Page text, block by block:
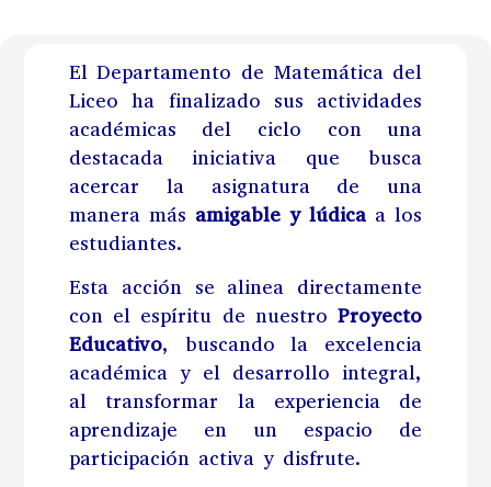
El Departamento de Matemática del
Liceo ha finalizado sus actividades
académicas del ciclo con una
destacada iniciativa que busca
acercar la asignatura de una
manera más amigable y lúdica a los
estudiantes.
Esta acción se alinea directamente
con el espíritu de nuestroProyecto
Educativo, buscando la excelencia
académica y el desarrollo integral,
al transformar la experiencia de
aprendizaje en un espacio de
participación activa y disfrute.